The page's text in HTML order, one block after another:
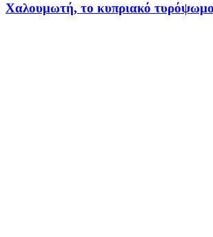
Χαλουμωτή, το κυπριακό τυρόψωμο